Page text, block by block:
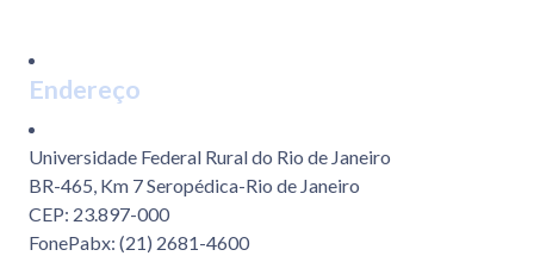
Endereço
Universidade Federal Rural do Rio de Janeiro
BR-465, Km 7 Seropédica-Rio de Janeiro
CEP: 23.897-000
FonePabx: (21) 2681-4600